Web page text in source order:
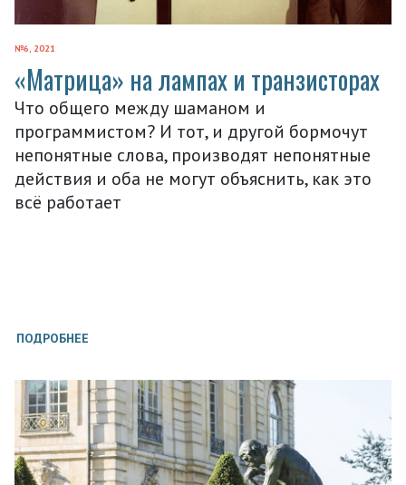
№6, 2021
«Матрица» на лампах и транзисторах
Что общего между шаманом и
программистом? И тот, и другой бормочут
непонятные слова, производят непонятные
действия и оба не могут объяснить, как это
всё работает
ПОДРОБНЕЕ